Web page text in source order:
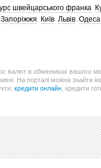
швейцарського франка
Запоріжжя Київ Львів Одеса
валют в обмінниках вашого
На порталі можна знайти
кредити онлайн , кредити